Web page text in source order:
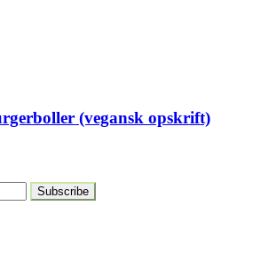
(vegansk opskrift)